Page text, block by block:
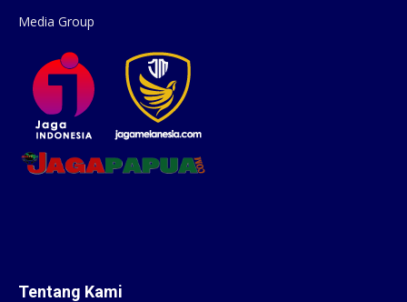
Media Group
Tentang Kami